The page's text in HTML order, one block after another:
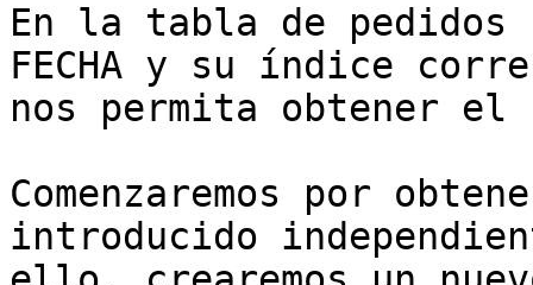
En la tabla de pedidos
FECHA y su índice
nos permita obtener
Comenzaremos por
introducido